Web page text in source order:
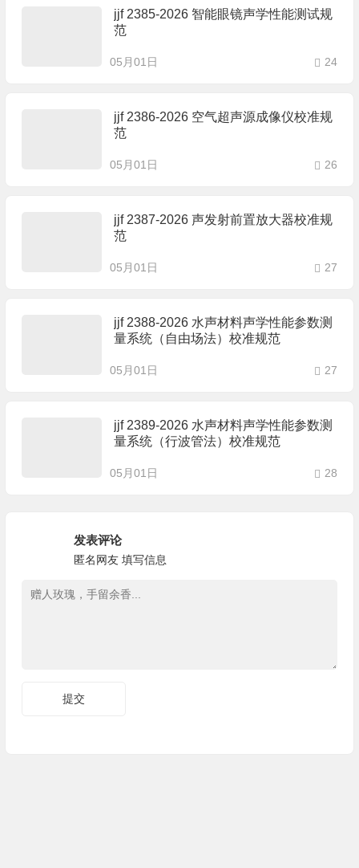
jjf 2385-2026 智能眼镜声学性能测试规
范
05月01日 24
jjf 2386-2026 空气超声源成像仪校准规
范
05月01日 26
jjf 2387-2026 声发射前置放大器校准规
范
05月01日 27
jjf 2388-2026 水声材料声学性能参数测
量系统（自由场法）校准规范
05月01日 27
jjf 2389-2026 水声材料声学性能参数测
量系统（行波管法）校准规范
05月01日 28
发表评论
匿名网友 填写信息